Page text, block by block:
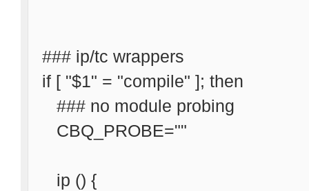
### ip/tc wrappers
if [ "$1" = "compile" ]; then
### no module probing
CBQ_PROBE=""
ip () {